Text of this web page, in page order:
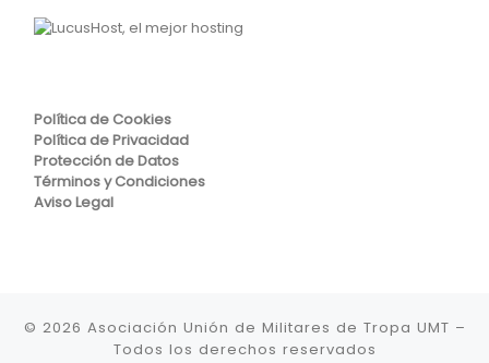
Política de Cookies
Política de Privacidad
Protección de Datos
Términos y Condiciones
Aviso Legal
© 2026 Asociación Unión de Militares de Tropa UMT –
Todos los derechos reservados